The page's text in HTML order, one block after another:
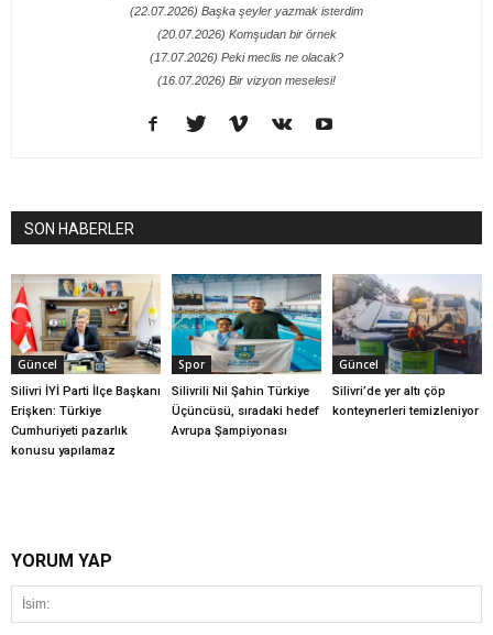
(22.07.2026) Başka şeyler yazmak isterdim
(20.07.2026) Komşudan bir örnek
(17.07.2026) Peki meclis ne olacak?
(16.07.2026) Bir vizyon meselesi!
SON HABERLER
Güncel
Silivri İYİ Parti İlçe Başkanı
Erişken: Türkiye
Cumhuriyeti pazarlık
konusu yapılamaz
Spor
Silivrili Nil Şahin Türkiye
Üçüncüsü, sıradaki hedef
Avrupa Şampiyonası
Güncel
Silivri’de yer altı çöp
konteynerleri temizleniyor
YORUM YAP